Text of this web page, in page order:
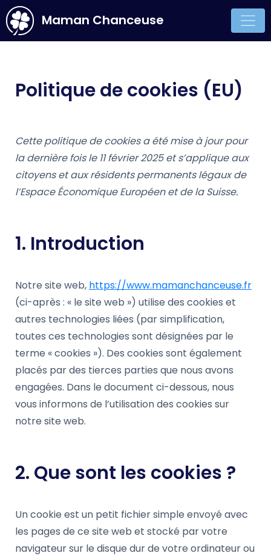
Main Navigation
Maman Chanceuse
Politique de cookies (EU)
Cette politique de cookies a été mise à jour pour
la dernière fois le 11 février 2025 et s’applique aux
citoyens et aux résidents permanents légaux de
l’Espace Économique Européen et de la Suisse.
1. Introduction
Notre site web, https://www.mamanchanceuse.fr
(ci-après : « le site web ») utilise des cookies et
autres technologies liées (par simplification,
toutes ces technologies sont désignées par le
terme « cookies »). Des cookies sont également
placés par des tierces parties que nous avons
engagées. Dans le document ci-dessous, nous
vous informons de l’utilisation des cookies sur
notre site web.
2. Que sont les cookies ?
Un cookie est un petit fichier simple envoyé avec
les pages de ce site web et stocké par votre
navigateur sur le disque dur de votre ordinateur ou